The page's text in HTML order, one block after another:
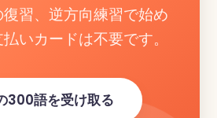
習、逆方向練習で始め
いカードは不要です。
300語を受け取る